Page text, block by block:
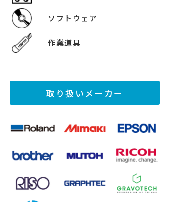
ソフトウェア
作業道具
取り扱いメーカー